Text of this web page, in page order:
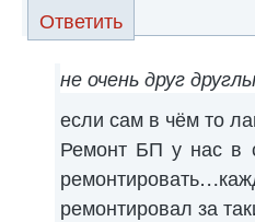
Ответить
не очень друг
если сам в чём то
Ремонт БП у нас в
ремонтировал за